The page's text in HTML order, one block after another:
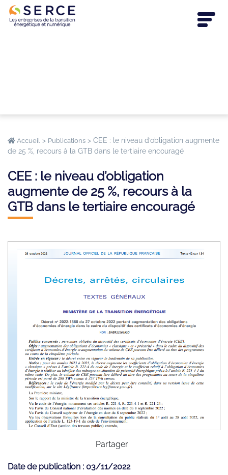
Accueil > Publications > CEE : le niveau d’obligation augmente
de 25 %, recours à la GTB dans le tertiaire encouragé
CEE : le niveau d’obligation
augmente de 25 %, recours à la
GTB dans le tertiaire encouragé
Partager
Date de publication : 03/11/2022